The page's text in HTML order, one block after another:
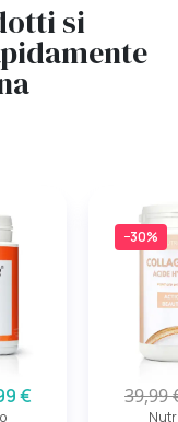
si
€
−30%
39,99